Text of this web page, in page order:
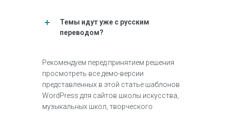
Темы идут уже с русским
переводом?
Рекомендуем перед принятием решения
просмотреть все демо-версии
представленных в этой статье шаблонов
WordPress для сайтов школы искусства,
музыкальных школ, творческого